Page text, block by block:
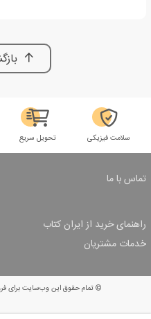
سلامت فیزیکی تحویل سریع
تماس با ما
راهنمای خرید از ایران کتاب
ثبت سفارش
شرایط ارسال سفارش
شیوه پرداخت
تخفیف‌های خرید
خدمات مشتریان
© تمام حقوق این وب‌سایت برای